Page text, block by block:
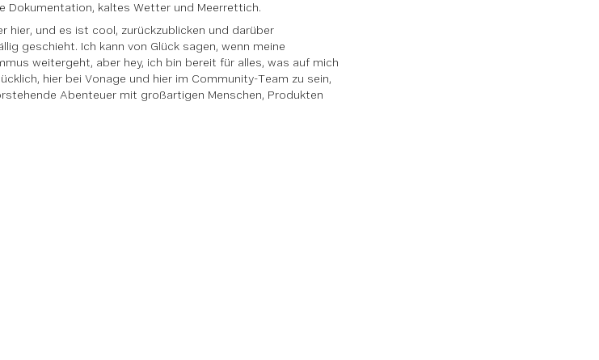
Dokumentation, kaltes Wetter und Meerrettich.
hier, und es ist cool, zurückzublicken und darüber
geschieht. Ich kann von Glück sagen, wenn meine
weitergeht, aber hey, ich bin bereit für alles, was auf mich
hier bei Vonage und hier im Community-Team zu sein,
Abenteuer mit großartigen Menschen, Produkten